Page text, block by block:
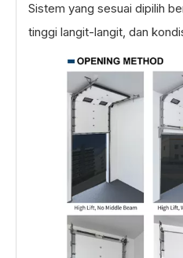
Sistem yang sesuai dipilih
tinggi langit-langit, dan